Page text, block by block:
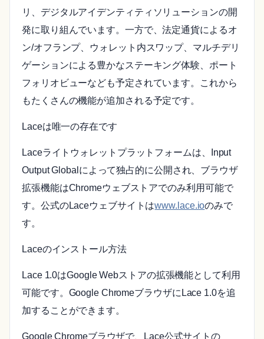
リ、デジタルアイデンティティソリューションの開
発に取り組んでいます。一方で、法定通貨によるオ
ン/オフランプ、ウォレット内スワップ、マルチデリ
ゲーションによる豊かなステーキング体験、ポート
フォリオビューなども予定されています。これから
もたくさんの機能が追加される予定です。
Laceは唯一の存在です
Laceライトウォレットプラットフォームは、Input
Output Globalによって独占的に公開され、ブラウザ
拡張機能はChromeウェブストアでのみ利用可能で
す。公式のLaceウェブサイトはwww.lace.ioのみで
す。
Laceのインストール方法
Lace 1.0はGoogle Webストアの拡張機能として利用
可能です。Google ChromeブラウザにLace 1.0を追
加することができます。
Google Chromeブラウザで、Lace公式サイトの